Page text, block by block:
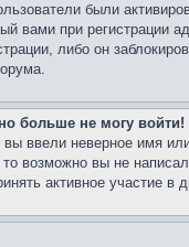
были
вами при регистрации
либо он
больше не могу войти!
ввели неверное имя
возможно вы не
активное участие в